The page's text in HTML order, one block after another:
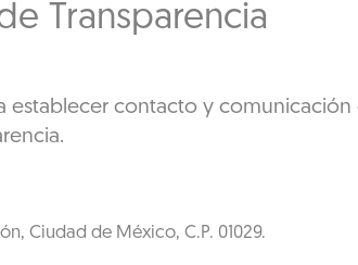
Transparencia
establecer contacto y comunicación
Ciudad de México, C.P. 01029.